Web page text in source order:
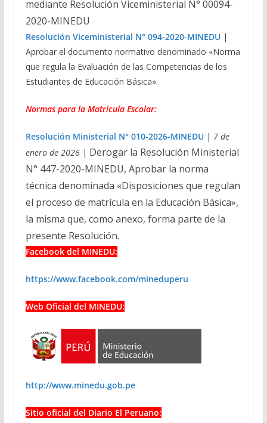
mediante Resolución Viceministerial N° 00094-
2020-MINEDU
Resolución Viceministerial N° 094-2020-MINEDU|
Aprobar el documento normativo denominado «Norma
que regula la Evaluación de las Competencias de los
Estudiantes de Educación Básica».
Normas para la Matrícula Escolar:
Resolución Ministerial N° 010-2026-MINEDU| 7 de
enero de 2026| Derogar la Resolución Ministerial
N° 447-2020-MINEDU, Aprobar la norma
técnica denominada «Disposiciones que regulan
el proceso de matrícula en la Educación Básica»,
la misma que, como anexo, forma parte de la
presente Resolución.
Facebook del MINEDU:
https://www.facebook.com/mineduperu
Web Oficial del MINEDU:
http://www.minedu.gob.pe
Sitio oficial del Diario El Peruano: